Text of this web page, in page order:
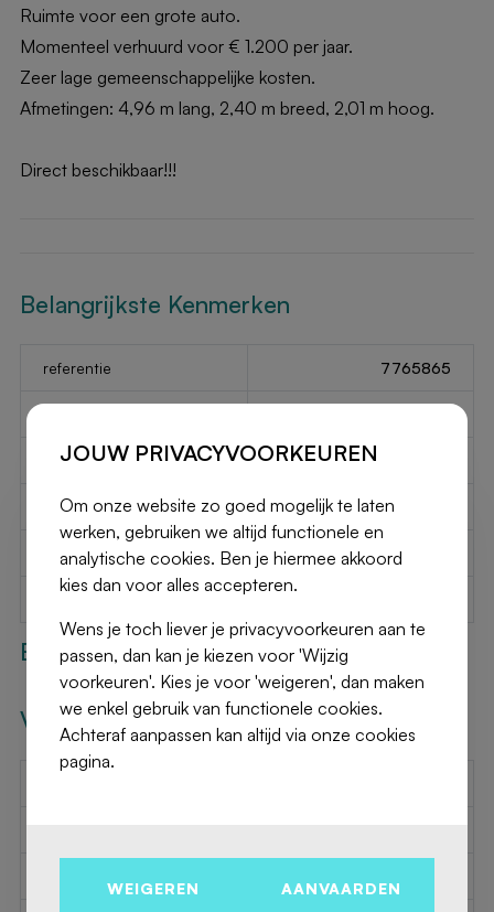
Ruimte voor een grote auto.
Momenteel verhuurd voor € 1.200 per jaar.
Zeer lage gemeenschappelijke kosten.
Afmetingen: 4,96 m lang, 2,40 m breed, 2,01 m hoog.
Direct beschikbaar!!!
Belangrijkste Kenmerken
referentie 7765865
Garage
Parkeerplaatsen
Bouwjaar
Buitenkant
Vereiste Informatie
JOUW PRIVACYVOORKEUREN
Om onze website zo goed mogelijk te laten
werken, gebruiken we altijd functionele en
analytische cookies. Ben je hiermee akkoord
kies dan voor alles accepteren.
Wens je toch liever je privacyvoorkeuren aan te
passen, dan kan je kiezen voor 'Wijzig
voorkeuren'. Kies je voor 'weigeren', dan maken
we enkel gebruik van functionele cookies.
Achteraf aanpassen kan altijd via onze cookies
pagina.
WEIGEREN AANVAARDEN